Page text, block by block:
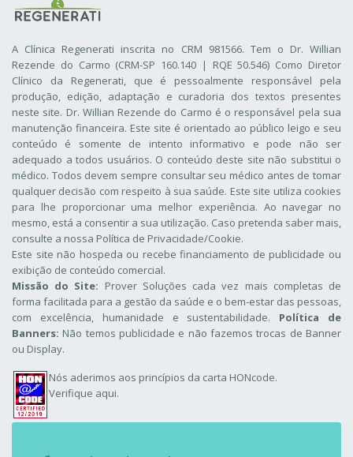
A Clínica Regenerati inscrita no CRM 981566. Tem o Dr. Willian
Rezende do Carmo (CRM-SP 160.140 | RQE 50.546) Como Diretor
Clínico da Regenerati, que é pessoalmente responsável pela
produção, edição, adaptação e curadoria dos textos presentes
neste site. Dr. Willian Rezende do Carmo é o responsável pela sua
manutenção financeira. Este site é orientado ao público leigo e seu
conteúdo é somente de intento informativo e pode não ser
adequado a todos usuários. O conteúdo deste site não substitui o
médico. Todos devem sempre consultar seu médico antes de tomar
qualquer decisão com respeito à sua saúde. Este site utiliza cookies
para lhe proporcionar uma melhor experiência. Ao navegar no
mesmo, está a consentir a sua utilização. Caso pretenda saber mais,
consulte a nossa Política de Privacidade/Cookie.
Este site não hospeda ou recebe financiamento de publicidade ou
exibição de conteúdo comercial.
Missão do Site: Prover Soluções cada vez mais completas de
forma facilitada para a gestão da saúde e o bem-estar das pessoas,
com excelência, humanidade e sustentabilidade. Política de
Banners: Não temos publicidade e não fazemos trocas de Banner
ou Display.
Nós aderimos aos princípios da carta HONcode.
Verifique aqui.